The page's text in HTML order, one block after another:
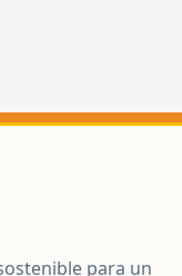
para un